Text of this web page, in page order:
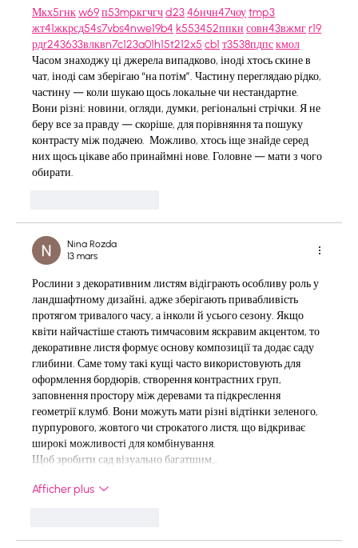
Мкх5гнкw69п53mpкгчгчd2346нчн47чоуtmp3
жт41жкрсд54s7vbs4nwe19b4 k553452ппкн совн43вжмгr19
рдr243633влквn7c123a01h15t212x5 cb1 т3538пдпскмол
Часом знаходжу ці джерела випадково, іноді хтось скине в
чат, іноді сам зберігаю “на потім”. Частину переглядаю рідко,
частину — коли шукаю щось локальне чи нестандартне.
Вони різні: новини, огляди, думки, регіональні стрічки. Я не
беру все за правду — скоріше, для порівняння та пошуку
контрасту між подачею.  Можливо, хтось іще знайде серед
них щось цікаве або принаймні нове. Головне — мати з чого
обирати.
Nina Rozda
13 mars
Рослини з декоративним листям відіграють особливу роль у
ландшафтному дизайні, адже зберігають привабливість
протягом тривалого часу, а інколи й усього сезону. Якщо
квіти найчастіше стають тимчасовим яскравим акцентом, то
декоративне листя формує основу композиції та додає саду
глибини. Саме тому такі кущі часто використовують для
оформлення бордюрів, створення контрастних груп,
заповнення простору між деревами та підкреслення
геометрії клумб. Вони можуть мати різні відтінки зеленого,
пурпурового, жовтого чи строкатого листя, що відкриває
широкі можливості для комбінування.
Щоб зробити сад візуально багатшим…
Afficher plus